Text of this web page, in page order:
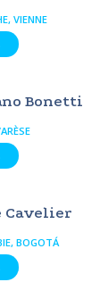
VIENNE
Bonetti
Cavelier
BOGOTÁ